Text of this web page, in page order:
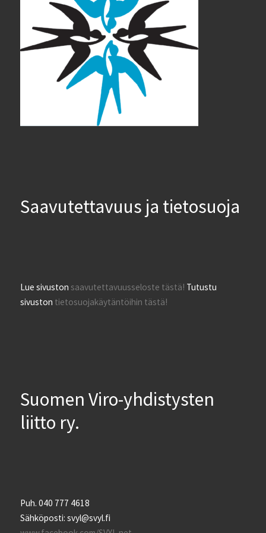
Saavutettavuus ja tietosuoja
Lue sivustonsaavutettavuusseloste tästä! Tutustu
sivuston tietosuojakäytäntöihin tästä!
Suomen Viro-yhdistysten
liitto ry.
Puh. 040 777 4618
Sähköposti: svyl@svyl.fi